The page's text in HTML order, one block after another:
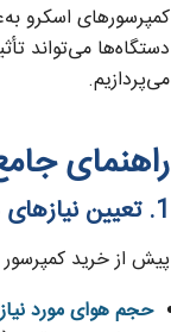
کمپرسورهای اسکرو
دستگاه‌ها می‌تواند
می‌پردازیم.
راهنمای
1. تعیین نیازهای هوای فشرده
پیش از خرید
حجم هوای مورد